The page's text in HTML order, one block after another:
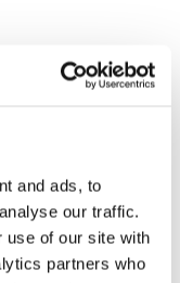
and ads, to
our traffic.
use of our site with
partners who